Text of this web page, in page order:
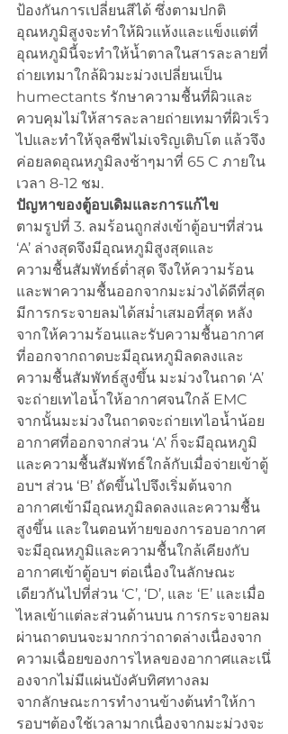
ป้องกันการเปลี่ยนสีได้ ซึ่งตามปกติ
อุณหภูมิสูงจะทำให้ผิวแห้งและแข็งแต่ที่
อุณหภูมินี้จะทำให้น้ำตาลในสารละลายที่
ถ่ายเทมาใกล้ผิวมะม่วงเปลี่ยนเป็น
humectants รักษาความชื้นที่ผิวและ
ควบคุมไม่ให้สารละลายถ่ายเทมาที่ผิวเร็ว
ไปและทำให้จุลชีพไม่เจริญเติบโต แล้วจึง
ค่อยลดอุณหภูมิลงช้าๆมาที่ 65 C ภายใน
เวลา 8-12 ชม.
ปัญหาของตู้อบเดิมและการแก้ไข
ตามรูปที่ 3. ลมร้อนถูกส่งเข้าตู้อบฯที่ส่วน
‘A’ ล่างสุดจึงมีอุณหภูมิสูงสุดและ
ความชื้นสัมพัทธ์ต่ำสุด จึงให้ความร้อน
และพาความชื้นออกจากมะม่วงได้ดีที่สุด
มีการกระจายลมได้สม่ำเสมอที่สุด หลัง
จากให้ความร้อนและรับความชื้นอากาศ
ที่ออกจากถาดบะมีอุณหภูมิลดลงและ
ความชื้นสัมพัทธ์สูงขึ้น มะม่วงในถาด ‘A’
จะถ่ายเทไอน้ำให้อากาศจนใกล้ EMC
จากนั้นมะม่วงในถาดจะถ่ายเทไอน้ำน้อย
อากาศที่ออกจากส่วน ‘A’ ก็จะมีอุณหภูมิ
และความชื้นสัมพัทธ์ใกล้กับเมื่อจ่ายเข้าตู้
อบฯ ส่วน ‘B’ ถัดขึ้นไปจึงเริ่มต้นจาก
อากาศเข้ามีอุณหภูมิลดลงและความชื้น
สูงขึ้น และในตอนท้ายของการอบอากาศ
จะมีอุณหภูมิและความชื้นใกล้เคียงกับ
อากาศเข้าตู้อบฯ ต่อเนื่องในลักษณะ
เดียวกันไปที่ส่วน ‘C’, ‘D’, และ ‘E’ และเมื่อ
ไหลเข้าแต่ละส่วนด้านบน การกระจายลม
ผ่านถาดบนจะมากกว่าถาดล่างเนื่องจาก
ความเฉื่อยของการไหลของอากาศและเนึ่
องจากไม่มีแผ่นบังคับทิศทางลม
จากลักษณะการทำงานข้างต้นทำให้กา
รอบฯต้องใช้เวลามากเนื่องจากมะม่วงจะ